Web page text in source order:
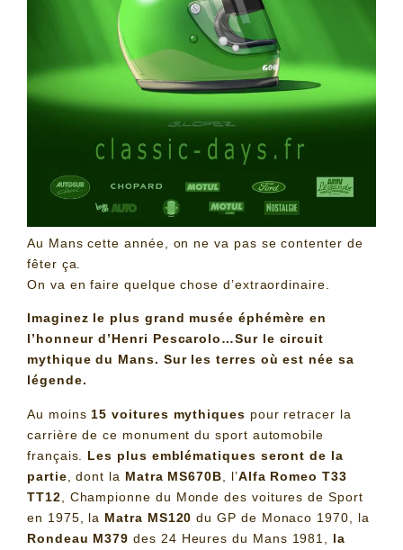
Au Mans cette année, on ne va pas se contenter de
fêter ça.
On va en faire quelque chose d’extraordinaire.
Imaginez le plus grand musée éphémère en
l’honneur d’Henri Pescarolo…Sur le circuit
mythique du Mans. Sur les terres où est née sa
légende.
Au moins 15 voitures mythiques pour retracer la
carrière de ce monument du sport automobile
français. Les plus emblématiques seront de la
partie , dont la Matra MS670B , l’Alfa Romeo T33
TT12 , Championne du Monde des voitures de Sport
en 1975, la Matra MS120 du GP de Monaco 1970, la
Rondeau M379 des 24 Heures du Mans 1981, la